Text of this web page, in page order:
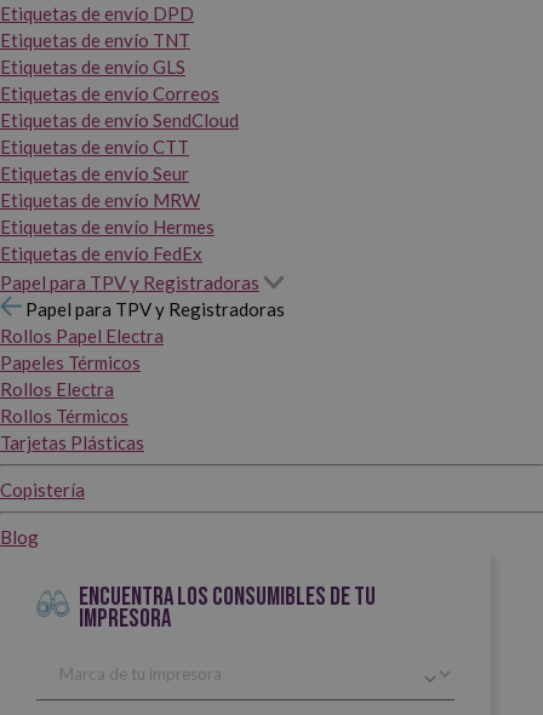
Etiquetas de envío DPD
Etiquetas de envío TNT
Etiquetas de envío GLS
Etiquetas de envío Correos
Etiquetas de envío SendCloud
Etiquetas de envío CTT
Etiquetas de envío Seur
Etiquetas de envío MRW
Etiquetas de envío Hermes
Etiquetas de envío FedEx
Papel para TPV y Registradoras
Papel para TPV y Registradoras
Rollos Papel Electra
Papeles Térmicos
Rollos Electra
Rollos Térmicos
Tarjetas Plásticas
Copistería
Blog
ENCUENTRA LOS CONSUMIBLES DE TU
IMPRESORA